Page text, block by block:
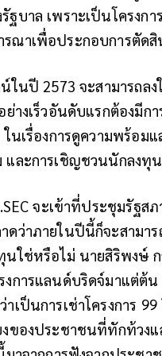
บาล เพราะเป็นโครงก
ณาเพื่อประกอบการตัด
ในปี 2573 จะสามารถล
ย่างเร็วอันดับแรกต้องมี
ในเรื่องการดูความพร้อ
และการเชิญชวนนักลงทุน
จะเข้าที่ประชุมรัฐส
ดว่าภายในปีนี้ก็จะสามา
นใช่หรือไม่ นายสิริพงษ์
งการแลนด์บริดจ์มาแต่ต้
าเป็นการเช่าโครงการ
งของประชาชนที่ทักท้วง